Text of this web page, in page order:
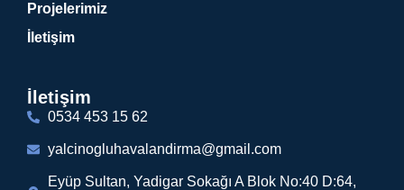
Projelerimiz
İletişim
İletişim
0534 453 15 62
yalcinogluhavalandirma@gmail.com
Eyüp Sultan, Yadigar Sokağı A Blok No:40 D:64,